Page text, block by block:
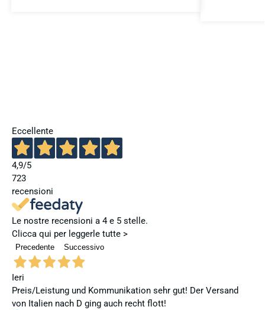
Eccellente
4,9/5
723
recensioni
Le nostre recensioni a 4 e 5 stelle.
Clicca qui per leggerle tutte >
Precedente Successivo
Ieri
Preis/Leistung und Kommunikation sehr gut! Der Versand
von Italien nach D ging auch recht flott!